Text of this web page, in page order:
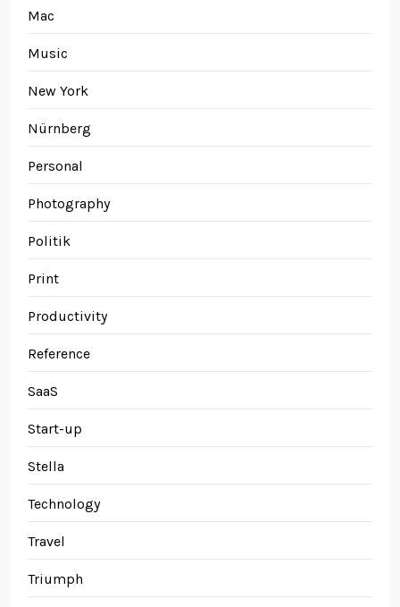
Mac
Music
New York
Nürnberg
Personal
Photography
Politik
Print
Productivity
Reference
SaaS
Start-up
Stella
Technology
Travel
Triumph